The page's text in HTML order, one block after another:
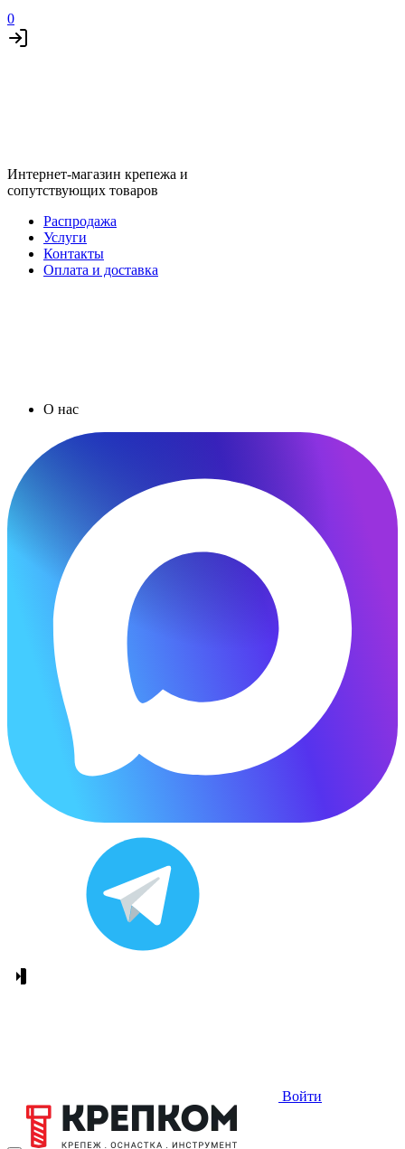
0
Интернет-магазин крепежа и
сопутствующих товаров
Распродажа
Услуги
Контакты
Оплата и доставка
О нас
Войти